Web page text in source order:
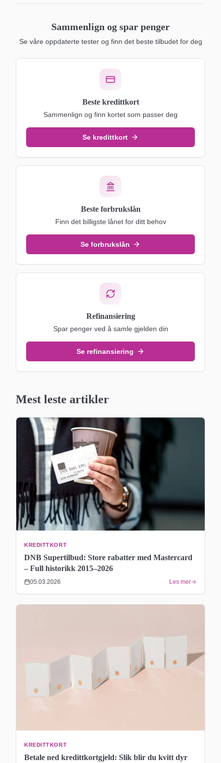
Sammenlign og spar penger
Se våre oppdaterte tester og finn det beste tilbudet for deg
Beste kredittkort
Sammenlign og finn kortet som passer deg
Se kredittkort
Beste forbrukslån
Finn det billigste lånet for ditt behov
Se forbrukslån
Refinansiering
Spar penger ved å samle gjelden din
Se refinansiering
Mest leste artikler
KREDITTKORT
DNB Supertilbud: Store rabatter med Mastercard
– Full historikk 2015–2026
05.03.2026 Les mer
KREDITTKORT
Betale ned kredittkortgjeld: Slik blir du kvitt dyr